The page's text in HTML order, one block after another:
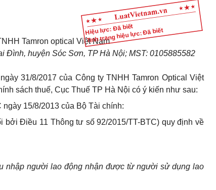
Hiệu lực: Đã biết
Tình trạng hiệu lực: Đã biết
Tamron optical Việt Nam
Đình, huyện Sóc Sơn, TP Hà Nội; MST: 0105885582
31/8/2017 của Công ty TNHH Tamron Optical Việt
sách thuế, Cục Thuế TP Hà Nội có ý kiến như sau:
15/8/2013 của Bộ Tài chính:
Điều 11 Thông tư số 92/2015/TT-BTC) quy định về
nhập người lao động nhận được từ người sử dụng lao